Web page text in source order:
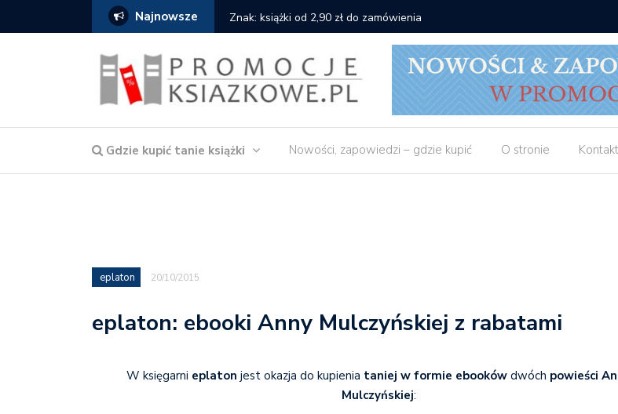
Najnowsze Znak: książki od 2,90 zł do zamówienia
Gdzie kupić tanie książki Nowości, zapowiedzi – gdzie kupić O stronie Kontakt
eplaton 20/10/2015
eplaton: ebooki Anny Mulczyńskiej z rabatami
W księgarni eplaton jest okazja do kupienia taniej w formie ebooków dwóch powieści
Mulczyńskiej: